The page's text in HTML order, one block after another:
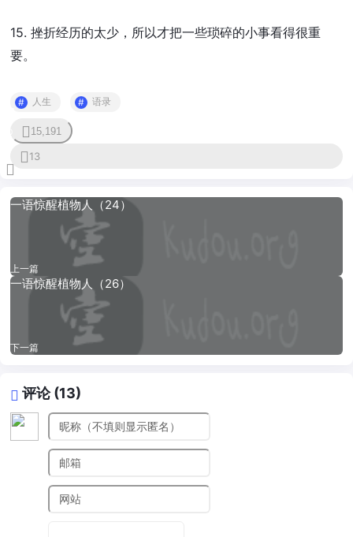
15. 挫折经历的太少，所以才把一些琐碎的小事看得很重
要。
人生 语录
15,191
13
一语惊醒植物人（24）
上一篇
一语惊醒植物人（26）
下一篇
评论 (13)